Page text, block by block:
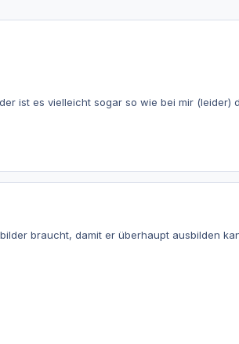
ist es vielleicht sogar so wie bei mir (leider)
braucht, damit er überhaupt ausbilden